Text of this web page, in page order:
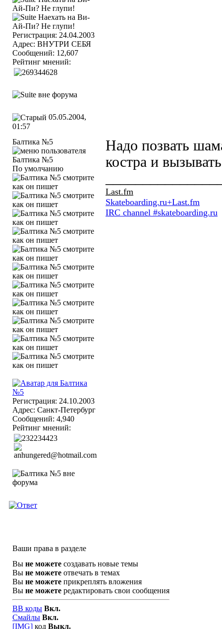
Регистрация: 24.04.2003
Адрес: ВНУТРИ СЕБЯ
Сообщений: 12,607
Рейтинг мнений:
05.05.2004,
01:57
Балтика №5
По умолчанию
Регистрация: 24.10.2003
Адрес: Санкт-Петербург
Сообщений: 4,940
Рейтинг мнений:
Надо позвать
костра и
Last.fm
Skateboarding.ru+Last.fm
IRC channel #skateboarding.ru
Ваши права в разделе
Вы не можете создавать новые темы
Вы не можете отвечать в темах
Вы не можете прикреплять вложения
Вы не можете редактировать свои сообщения
BB коды Вкл.
Смайлы Вкл.
[IMG] код Выкл.